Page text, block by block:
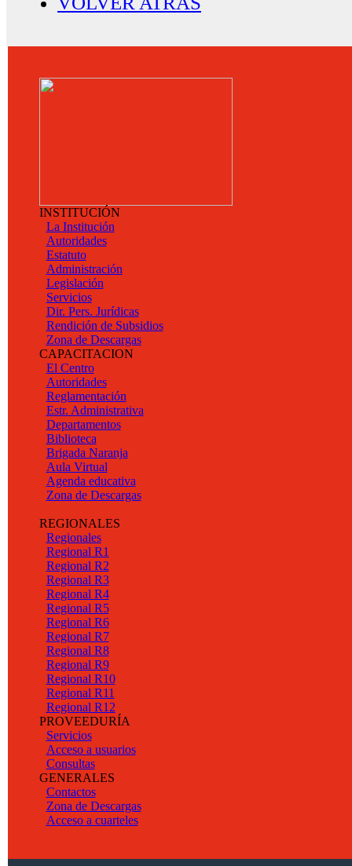
INSTITUCIÓN
La Institución
Autoridades
Estatuto
Administración
Legislación
Servicios
Dir. Pers. Jurídicas
Rendición de Subsidios
Zona de Descargas
CAPACITACION
El Centro
Autoridades
Reglamentación
Estr. Administrativa
Departamentos
Biblioteca
Brigada Naranja
Aula Virtual
Agenda educativa
Zona de Descargas
REGIONALES
Regionales
Regional R1
Regional R2
Regional R3
Regional R4
Regional R5
Regional R6
Regional R7
Regional R8
Regional R9
Regional R10
Regional R11
Regional R12
PROVEEDURÍA
Servicios
Acceso a usuarios
Consultas
GENERALES
Contactos
Zona de Descargas
Acceso a cuarteles